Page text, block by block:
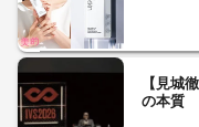
【見城
の本質